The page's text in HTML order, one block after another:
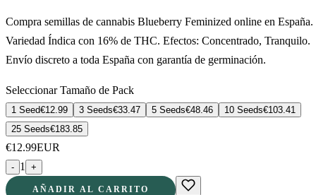
Compra semillas de cannabis Blueberry Feminized online en España.
Variedad Índica con 16% de THC. Efectos: Concentrado, Tranquilo.
Envío discreto a toda España con garantía de germinación.
Seleccionar Tamaño de Pack
1 Seed€12.99 3 Seeds€33.47 5 Seeds€48.46 10 Seeds€103.41
25 Seeds€183.85
€12.99EUR
- 1 +
AÑADIR AL CARRITO